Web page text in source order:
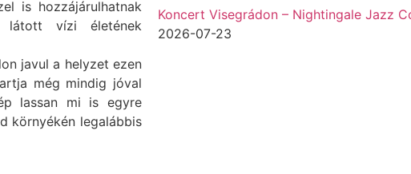
is hozzájárulhatnak
vízi életének
javul a helyzet ezen
még mindig jóval
lassan mi is egyre
környékén legalábbis
Koncert Visegrádon – Nightingale Jazz
2026-07-23